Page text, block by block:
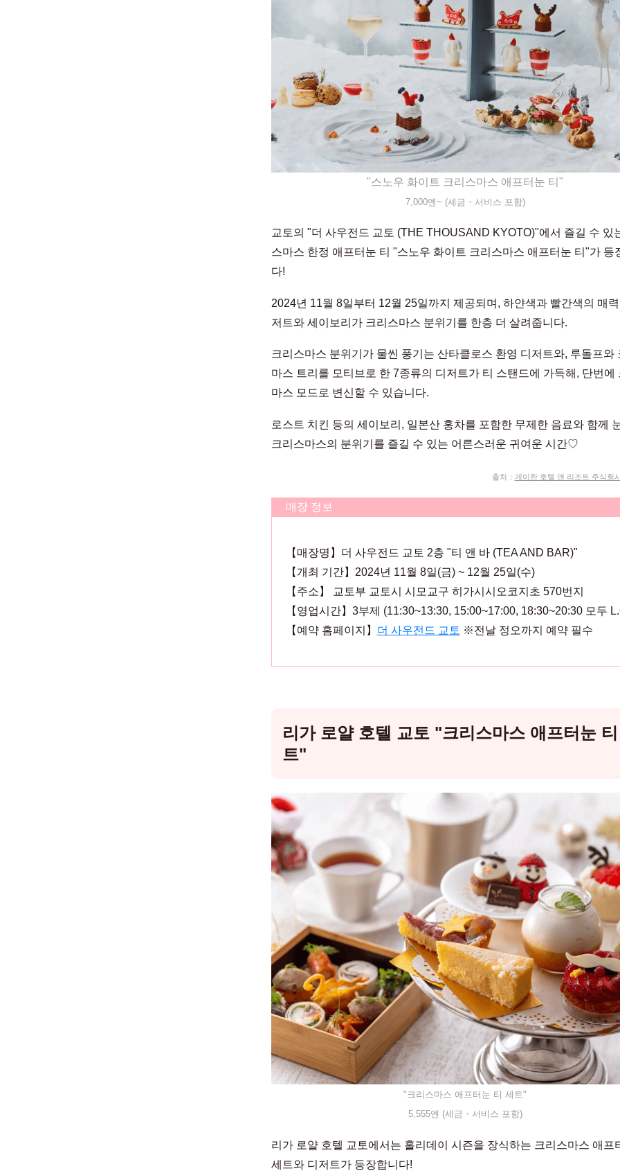
"스노우 화이트 크리스마스 애프터눈 티"
7,000엔~ (세금・서비스 포함)
교토의 "더 사우전드 교토 (THE THOUSAND KYOTO)"에서 즐길 수 있
스마스 한정 애프터눈 티 "스노우 화이트 크리스마스 애프터눈 티"가 등
다!
2024년 11월 8일부터 12월 25일까지 제공되며, 하얀색과 빨간색의 매
저트와 세이보리가 크리스마스 분위기를 한층 더 살려줍니다.
크리스마스 분위기가 물씬 풍기는 산타클로스 환영 디저트와, 루돌프와
마스 트리를 모티브로 한 7종류의 디저트가 티 스탠드에 가득해, 단번에
마스 모드로 변신할 수 있습니다.
로스트 치킨 등의 세이보리, 일본산 홍차를 포함한 무제한 음료와 함께
크리스마스의 분위기를 즐길 수 있는 어른스러운 귀여운 시간♡
출처： 게이한 호텔 앤 리조트 주식회
매장 정보
【매장명】더 사우전드 교토 2층 "티 앤 바 (TEA AND BAR)"
【개최 기간】2024년 11월 8일(금) ~ 12월 25일(수)
【주소】 교토부 교토시 시모교구 히가시시오코지초 570번지
【영업시간】3부제 (11:30~13:30, 15:00~17:00, 18:30~20:30 모두
【예약 홈페이지】 더 사우전드 교토 ※전날 정오까지 예약 필수
리가 로얄 호텔 교토 "크리스마스 애프터눈
트"
"크리스마스 애프터눈 티 세트"
5,555엔 (세금・서비스 포함)
리가 로얄 호텔 교토에서는 홀리데이 시즌을 장식하는 크리스마스 애프
세트와 디저트가 등장합니다!